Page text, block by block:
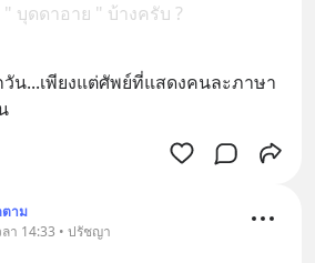
บุดดาอาย " บ้างครับ ?
น...เพียงแต่ศัพย์ที่แสดงคนละภาษา
าม
ลา 14:33 • ปรัชญา